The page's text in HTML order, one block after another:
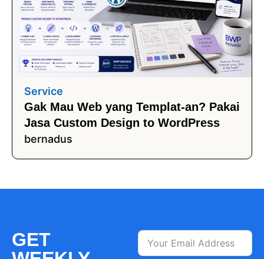
Service
Gak Mau Web yang Templat-an? Pakai
Jasa Custom Design to WordPress
bernadus
GET